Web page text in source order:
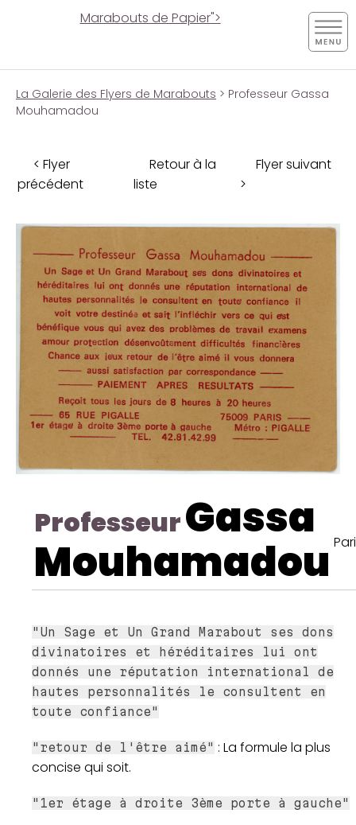
Marabouts de Papier">
La Galerie des Flyers de Marabouts > Professeur Gassa
Mouhamadou
< Flyer
précédent
Retour à la
liste
Flyer suivant
>
ProfesseurGassa
Mouhamadou
"Un Sage et Un Grand Marabout ses dons
divinatoires et héréditaires lui ont
donnés une réputation international de
hautes personnalités le consultent en
toute confiance"
"retour de l'être aimé" : La formule la plus
concise qui soit.
"1er étage à droite 3ème porte à gauche"